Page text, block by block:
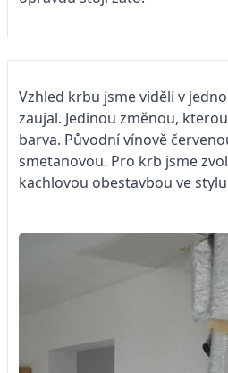
Vzhled krbu jsme viděli v
zaujal. Jedinou změnou,
barva. Původní vínově
smetanovou. Pro krb jsme
kachlovou obestavbou ve